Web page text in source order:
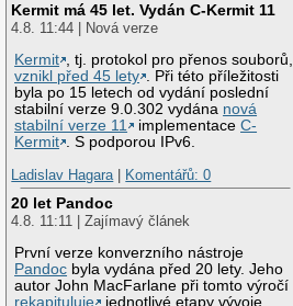
Kermit má 45 let. Vydán C-Kermit 11
4.8. 11:44 | Nová verze
Kermit , tj. protokol pro přenos souborů,
vznikl před 45 lety . Při této příležitosti
byla po 15 letech od vydání poslední
stabilní verze 9.0.302 vydána nová
stabilní verze 11
implementaceC-
Kermit . S podporou IPv6.
Ladislav Hagara | Komentářů: 0
20 let Pandoc
4.8. 11:11 | Zajímavý článek
První verze konverzního nástroje
Pandoc byla vydána před 20 lety. Jeho
autor John MacFarlane při tomto výročí
rekapituluje
jednotlivé etapy vývoje